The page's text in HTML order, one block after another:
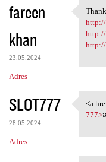
fareen
khan
23.05.2024
Adres
http://
SLOT777
28.05.2024
Adres
<a
<a
777>